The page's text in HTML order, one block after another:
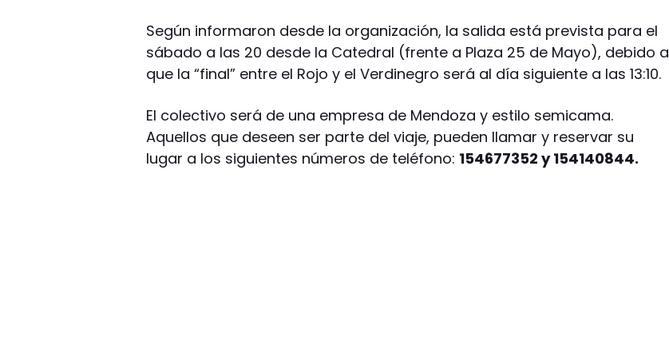
Según informaron desde la organización, la salida está prevista para el
sábado a las 20 desde la Catedral (frente a Plaza 25 de Mayo), debido a
que la “final” entre el Rojo y el Verdinegro será al día siguiente a las 13:10.
El colectivo será de una empresa de Mendoza y estilo semicama.
Aquellos que deseen ser parte del viaje, pueden llamar y reservar su
lugar a los siguientes números de teléfono: 154677352 y 154140844.